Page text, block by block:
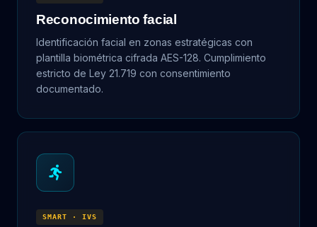
Reconocimiento facial
Identificación facial en zonas estratégicas con
plantilla biométrica cifrada AES-128. Cumplimiento
estricto de Ley 21.719 con consentimiento
documentado.
SMART · IVS